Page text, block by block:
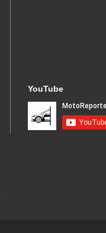
YouTube